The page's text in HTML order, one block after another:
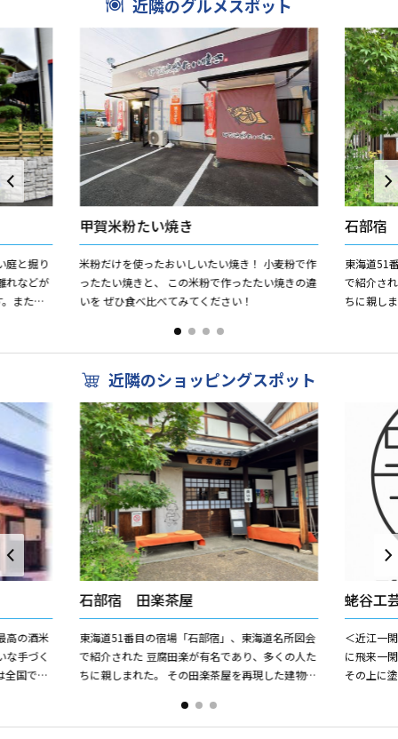
近隣のグルメスポット
庭と掘り
れなどが
また、
甲賀米粉たい焼き
米粉だけを使ったおいしいたい焼き！ 小麦粉で作
ったたい焼きと、 この米粉で作ったたい焼きの違
いを ぜひ食べ比べてみてください！
石部宿
東海道51
で紹介さ
ちに親し
近隣のショッピングスポット
高の酒米
な手づく
全国でも
石部宿 田楽茶屋
東海道51番目の宿場「石部宿」、東海道名所図会
で紹介された 豆腐田楽が有名であり、多くの人た
ちに親しまれた。 その田楽茶屋を再現した建物。
蛯谷工
＜近江一
に飛来一
その上に